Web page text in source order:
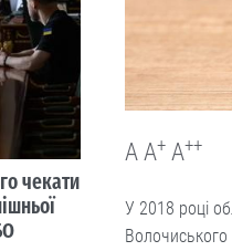
A A+ A++
У 2018 році
Волочиського
чекати